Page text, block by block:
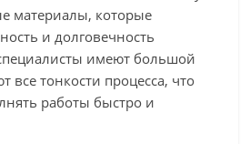
материалы, которые
и долговечность
имеют большой
все тонкости процесса, что
работы быстро и